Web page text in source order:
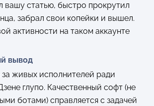
вашу статью, быстро прокрутил
забрал свои копейки и вышел.
активности на таком аккаунте
вывод
за живых исполнителей ради
глупо. Качественный софт (не
ботами) справляется с задачей